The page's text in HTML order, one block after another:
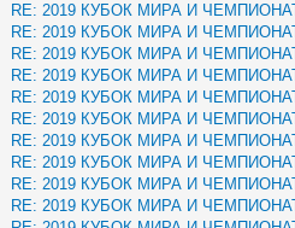
RE: 2019 КУБОК МИРА И
RE: 2019 КУБОК МИРА И
RE: 2019 КУБОК МИРА И
RE: 2019 КУБОК МИРА И
RE: 2019 КУБОК МИРА И
RE: 2019 КУБОК МИРА И
RE: 2019 КУБОК МИРА И
RE: 2019 КУБОК МИРА И
RE: 2019 КУБОК МИРА И
RE: 2019 КУБОК МИРА И